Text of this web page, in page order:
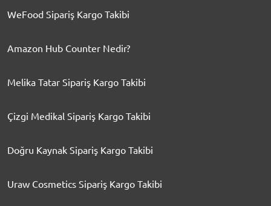
WeFood Sipariş Kargo Takibi
Amazon Hub Counter Nedir?
Melika Tatar Sipariş Kargo Takibi
Çizgi Medikal Sipariş Kargo Takibi
Doğru Kaynak Sipariş Kargo Takibi
Uraw Cosmetics Sipariş Kargo Takibi